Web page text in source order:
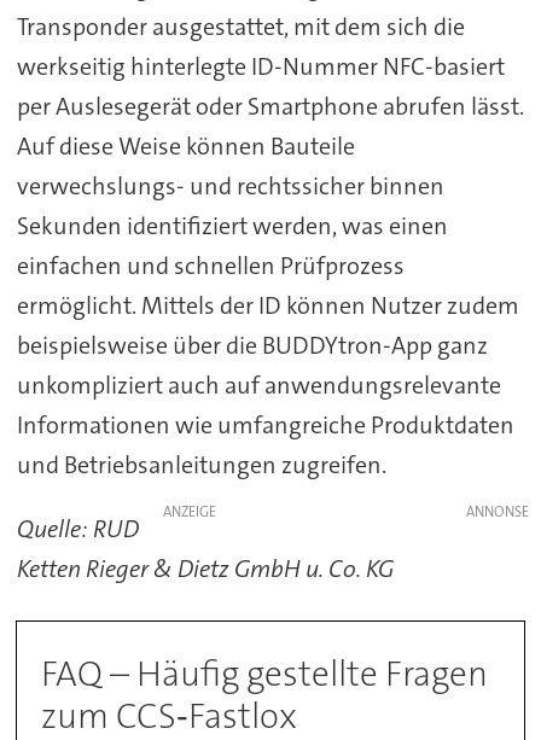
Transponder ausgestattet, mit dem sich die
werkseitig hinterlegte ID-Nummer NFC-basiert
per Auslesegerät oder Smartphone abrufen lässt.
Auf diese Weise können Bauteile
verwechslungs- und rechtssicher binnen
Sekunden identifiziert werden, was einen
einfachen und schnellen Prüfprozess
ermöglicht. Mittels der ID können Nutzer zudem
beispielsweise über die BUDDYtron-App ganz
unkompliziert auch auf anwendungsrelevante
Informationen wie umfangreiche Produktdaten
und Betriebsanleitungen zugreifen.
ANZEIGE
Quelle: RUD
Ketten Rieger & Dietz GmbH u. Co. KG
FAQ – Häufig gestellte Fragen
zum CCS‑Fastlox